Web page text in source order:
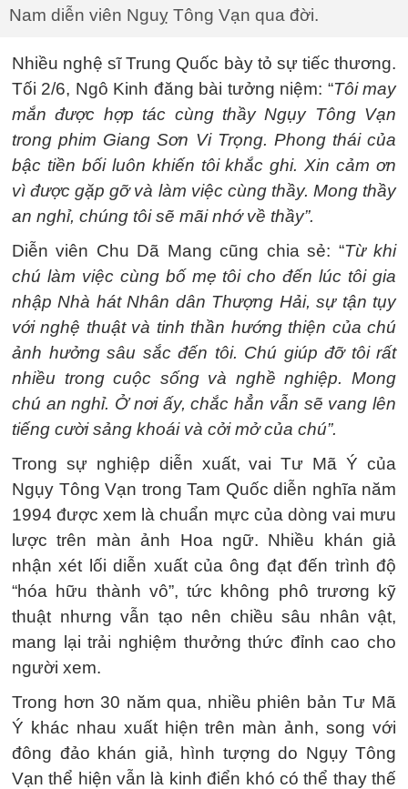
Nam diễn viên Nguỵ Tông Vạn qua đời.
Nhiều nghệ sĩ Trung Quốc bày tỏ sự tiếc thương.
Tối 2/6, Ngô Kinh đăng bài tưởng niệm: “Tôi may
mắn được hợp tác cùng thầy Ngụy Tông Vạn
trong phim Giang Sơn Vi Trọng. Phong thái của
bậc tiền bối luôn khiến tôi khắc ghi. Xin cảm ơn
vì được gặp gỡ và làm việc cùng thầy. Mong thầy
an nghỉ, chúng tôi sẽ mãi nhớ về thầy”.
Diễn viên Chu Dã Mang cũng chia sẻ: “Từ khi
chú làm việc cùng bố mẹ tôi cho đến lúc tôi gia
nhập Nhà hát Nhân dân Thượng Hải, sự tận tụy
với nghệ thuật và tinh thần hướng thiện của chú
ảnh hưởng sâu sắc đến tôi. Chú giúp đỡ tôi rất
nhiều trong cuộc sống và nghề nghiệp. Mong
chú an nghỉ. Ở nơi ấy, chắc hẳn vẫn sẽ vang lên
tiếng cười sảng khoái và cởi mở của chú”.
Trong sự nghiệp diễn xuất, vai Tư Mã Ý của
Ngụy Tông Vạn trong Tam Quốc diễn nghĩa năm
1994 được xem là chuẩn mực của dòng vai mưu
lược trên màn ảnh Hoa ngữ. Nhiều khán giả
nhận xét lối diễn xuất của ông đạt đến trình độ
“hóa hữu thành vô”, tức không phô trương kỹ
thuật nhưng vẫn tạo nên chiều sâu nhân vật,
mang lại trải nghiệm thưởng thức đỉnh cao cho
người xem.
Trong hơn 30 năm qua, nhiều phiên bản Tư Mã
Ý khác nhau xuất hiện trên màn ảnh, song với
đông đảo khán giả, hình tượng do Ngụy Tông
Vạn thể hiện vẫn là kinh điển khó có thể thay thế